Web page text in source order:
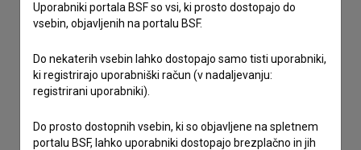
Uporabniki portala BSF so vsi, ki prosto dostopajo do
vsebin, objavljenih na portalu BSF.
Do nekaterih vsebin lahko dostopajo samo tisti uporabniki,
ki registrirajo uporabniški račun (v nadaljevanju:
registrirani uporabniki).
Do prosto dostopnih vsebin, ki so objavljene na spletnem
portalu BSF, lahko uporabniki dostopajo brezplačno in jih